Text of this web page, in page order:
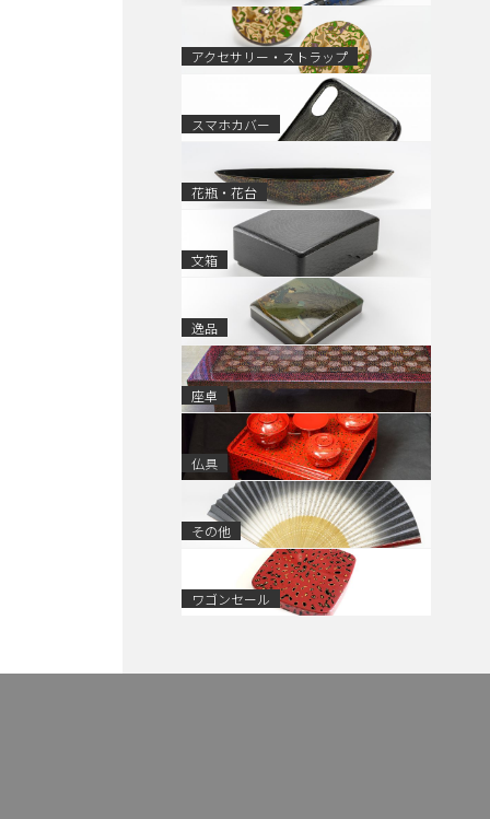
アクセサリー・ストラップ
スマホカバー
花瓶・花台
文箱
逸品
座卓
仏具
その他
ワゴンセール